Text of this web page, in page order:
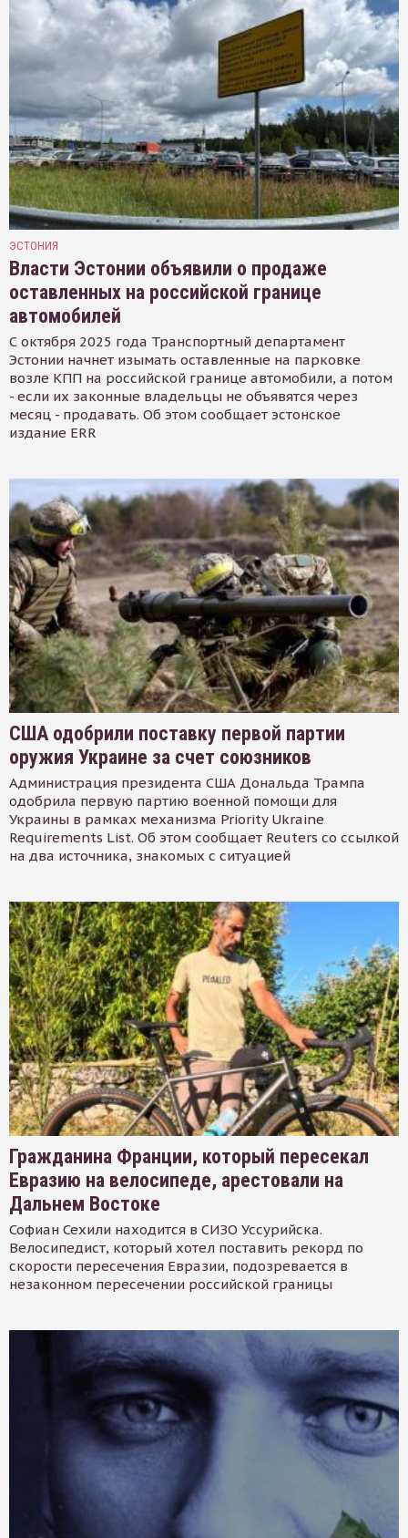
ЭСТОНИЯ
Власти Эстонии объявили о продаже
оставленных на российской границе
автомобилей
С октября 2025 года Транспортный департамент
Эстонии начнет изымать оставленные на парковке
возле КПП на российской границе автомобили, а потом
- если их законные владельцы не объявятся через
месяц - продавать. Об этом сообщает эстонское
издание ERR
США одобрили поставку первой партии
оружия Украине за счет союзников
Администрация президента США Дональда Трампа
одобрила первую партию военной помощи для
Украины в рамках механизма Priority Ukraine
Requirements List. Об этом сообщает Reuters со ссылкой
на два источника, знакомых с ситуацией
Гражданина Франции, который пересекал
Евразию на велосипеде, арестовали на
Дальнем Востоке
Софиан Сехили находится в СИЗО Уссурийска.
Велосипедист, который хотел поставить рекорд по
скорости пересечения Евразии, подозревается в
незаконном пересечении российской границы